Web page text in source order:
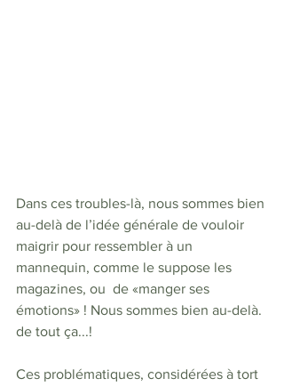
Dans ces troubles-là, nous sommes bien
au-delà de l’idée générale de vouloir
maigrir pour ressembler à un
mannequin, comme le suppose les
magazines, ou  de «manger ses
émotions» ! Nous sommes bien au-delà.
de tout ça...!
Ces problématiques, considérées à tort